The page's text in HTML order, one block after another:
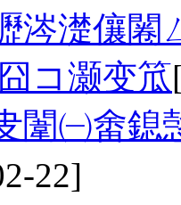
涔濋儴闂
コ灏变笟
闈㈠畬鎴
22]